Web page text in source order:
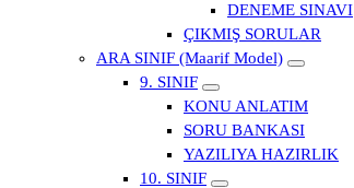
DENEME SINAVI
ÇIKMIŞ SORULAR
ARA SINIF (Maarif Model)
9. SINIF
KONU ANLATIM
SORU BANKASI
YAZILIYA HAZIRLIK
10. SINIF